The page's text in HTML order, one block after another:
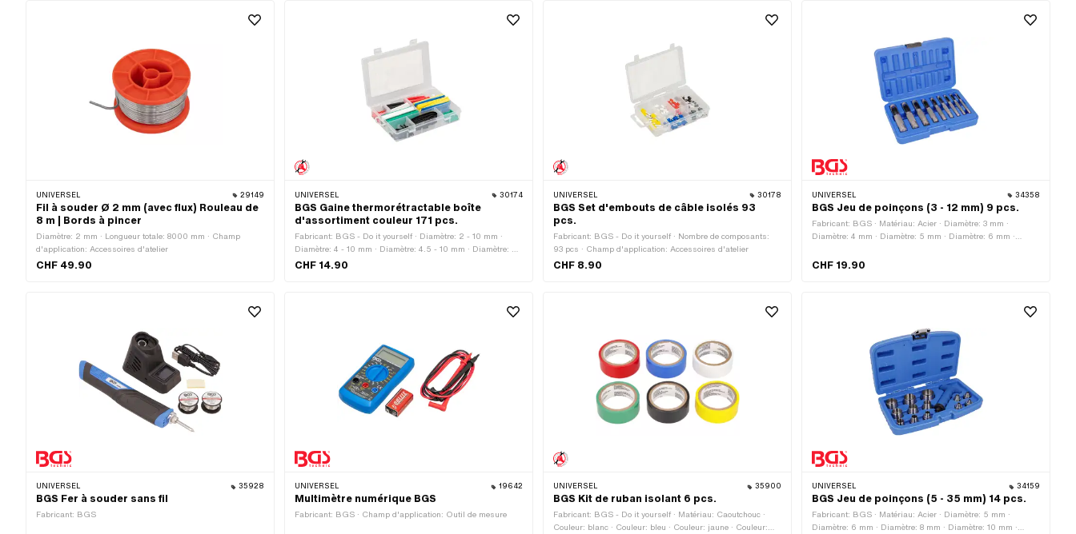
UNIVERSEL 29149
Fil à souder Ø 2 mm (avec flux) Rouleau de
8 m | Bords à pincer
Diamètre: 2 mm · Longueur totale: 8000 mm · Champ
d'application: Accessoires d'atelier
CHF 49.90
UNIVERSEL 30174
BGS Gaine thermorétractable boîte
d'assortiment couleur 171 pcs.
Fabricant: BGS - Do it yourself · Diamètre: 2 - 10 mm ·
Diamètre: 4 - 10 mm · Diamètre: 4.5 - 10 mm · Diamètre: 5
- 10 mm · Diamètre: 6 - 10 mm · Diamètre: 8 - 10 mm ·
Longueur totale: 1000 mm · Nombre de composants: 171 pcs
CHF 14.90
UNIVERSEL 30178
BGS Set d'embouts de câble isolés 93
pcs.
Fabricant: BGS - Do it yourself · Nombre de composants:
93 pcs · Champ d'application: Accessoires d'atelier
CHF 8.90
UNIVERSEL 34358
BGS Jeu de poinçons (3 - 12 mm) 9 pcs.
Fabricant: BGS · Matériau: Acier · Diamètre: 3 mm ·
Diamètre: 4 mm · Diamètre: 5 mm · Diamètre: 6 mm ·
Diamètre: 11 mm · Diamètre: 12 mm · Nombre de
CHF 19.90
UNIVERSEL 35928
BGS Fer à souder sans fil
Fabricant: BGS
UNIVERSEL 19642
Multimètre numérique BGS
Fabricant: BGS · Champ d'application: Outil de mesure
UNIVERSEL 35900
BGS Kit de ruban isolant 6 pcs.
Fabricant: BGS - Do it yourself · Matériau: Caoutchouc ·
Couleur: blanc · Couleur: bleu · Couleur: jaune · Couleur:
UNIVERSEL 34159
BGS Jeu de poinçons (5 - 35 mm) 14 pcs.
Fabricant: BGS · Matériau: Acier · Diamètre: 5 mm ·
Diamètre: 6 mm · Diamètre: 8 mm · Diamètre: 10 mm ·